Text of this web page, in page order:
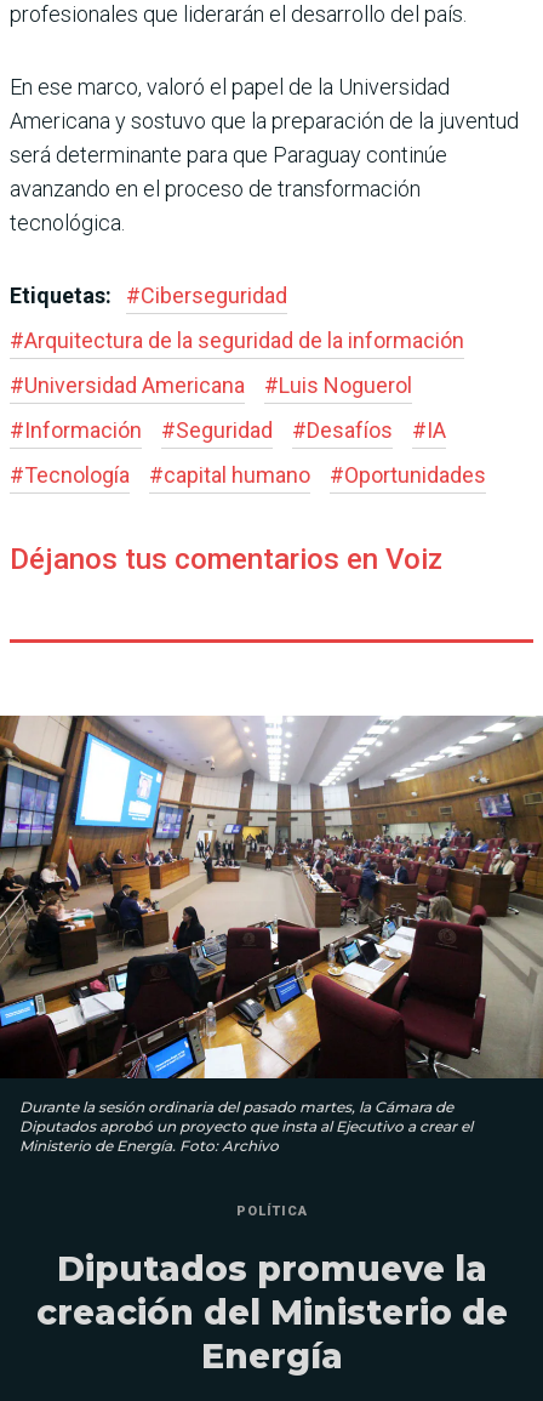
profesionales que liderarán el desarrollo del país.
En ese marco, valoró el papel de la Universidad
Americana y sostuvo que la preparación de la juventud
será determinante para que Paraguay continúe
avanzando en el proceso de transformación
tecnológica.
Etiquetas: #Ciberseguridad
#Arquitectura de la seguridad de la información
#Universidad Americana #Luis Noguerol
#Información #Seguridad #Desafíos #IA
#Tecnología #capital humano #Oportunidades
Déjanos tus comentarios en Voiz
Durante la sesión ordinaria del pasado martes, la Cámara de
Diputados aprobó un proyecto que insta al Ejecutivo a crear el
Ministerio de Energía. Foto: Archivo
POLÍTICA
Diputados promueve la
creación del Ministerio de
Energía